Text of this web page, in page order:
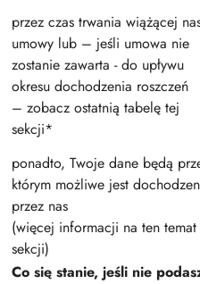
przez czas trwania wiążącej
umowy lub – jeśli umowa nie
zostanie zawarta - do upływu
okresu dochodzenia roszczeń
– zobacz ostatnią tabelę tej
sekcji*
ponadto, Twoje dane będą
którym możliwe jest
przez nas
(więcej informacji na ten
sekcji)
Co się stanie, jeśli nie